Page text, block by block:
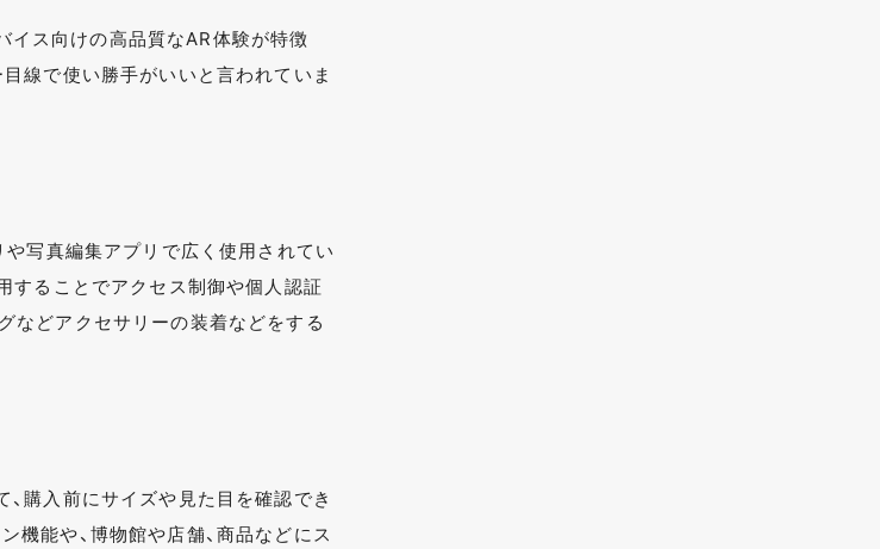
イス向けの高品質なAR体験が特徴
線で使い勝手がいいと言われていま
写真編集アプリで広く使用されてい
することでアクセス制御や個人認証
などアクセサリーの装着などをする
購入前にサイズや見た目を確認でき
能や、博物館や店舗、商品などにス